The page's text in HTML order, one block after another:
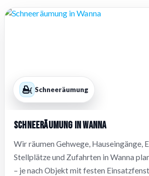
Schneeräumung
Schneeräumung in Wanna
Wir räumen Gehwege, Hauseingänge,
Stellplätze und Zufahrten in Wanna
– je nach Objekt mit festen